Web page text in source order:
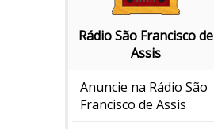
Rádio São Francisco de
Assis
Anuncie na Rádio São
Francisco de Assis